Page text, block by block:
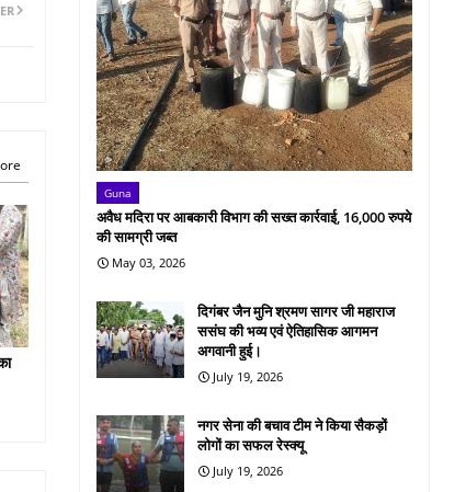
Guna
अवैध मदिरा पर आबकारी विभाग की सख्त कार्रवाई, 16,000 रुपये
की सामग्री जब्त
May 03, 2026
दिगंबर जैन मुनि श्रमण सागर जी महाराज
ससंघ की भव्य एवं ऐतिहासिक आगमन
अगवानी हुई।
July 19, 2026
नगर सेना की बचाव टीम ने किया सैकड़ों
लोगों का सफल रेस्क्यू
July 19, 2026